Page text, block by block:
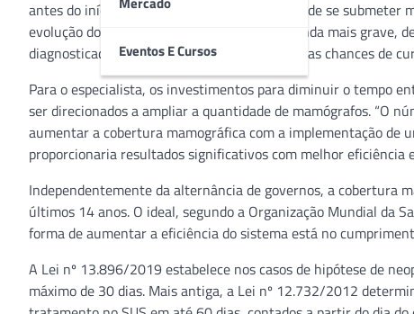
Eventos E Cursos
antes do início do tratamento a paciente terá de se submeter
evolução do câncer neste período”, explica. Ainda mais grave,
diagnosticada em fase inicial tem aumentada as chances de
Para o especialista, os investimentos para diminuir o tempo
ser direcionados a ampliar a quantidade de mamógrafos. “O
aumentar a cobertura mamográfica com a implementação de
proporcionaria resultados significativos com melhor eficiência
Independentemente da alternância de governos, a cobertura
últimos 14 anos. O ideal, segundo a Organização Mundial da
forma de aumentar a eficiência do sistema está no
A Lei nº 13.896/2019 estabelece nos casos de hipótese de
máximo de 30 dias. Mais antiga, a Lei nº 12.732/2012